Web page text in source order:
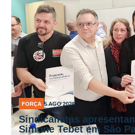
FORÇA 5 AGO 2026
Sindicalistas
Simone Tebet em São